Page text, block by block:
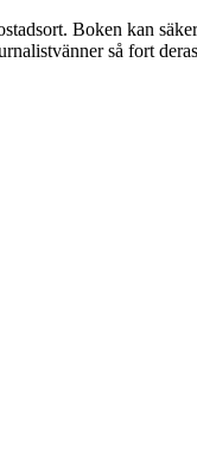
Boken kan
så fort